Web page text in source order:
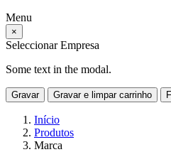
Menu
×
Seleccionar Empresa
Some text in the modal.
Gravar Gravar e limpar carrinho
Início
Produtos
Marca